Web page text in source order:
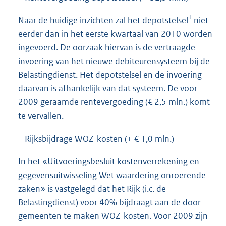
Naar de huidige inzichten zal het depotstelsel1 niet
eerder dan in het eerste kwartaal van 2010 worden
ingevoerd. De oorzaak hiervan is de vertraagde
invoering van het nieuwe debiteurensysteem bij de
Belastingdienst. Het depotstelsel en de invoering
daarvan is afhankelijk van dat systeem. De voor
2009 geraamde rentevergoeding (€ 2,5 mln.) komt
te vervallen.
– Rijksbijdrage WOZ-kosten (+ € 1,0 mln.)
In het «Uitvoeringsbesluit kostenverrekening en
gegevensuitwisseling Wet waardering onroerende
zaken» is vastgelegd dat het Rijk (i.c. de
Belastingdienst) voor 40% bijdraagt aan de door
gemeenten te maken WOZ-kosten. Voor 2009 zijn